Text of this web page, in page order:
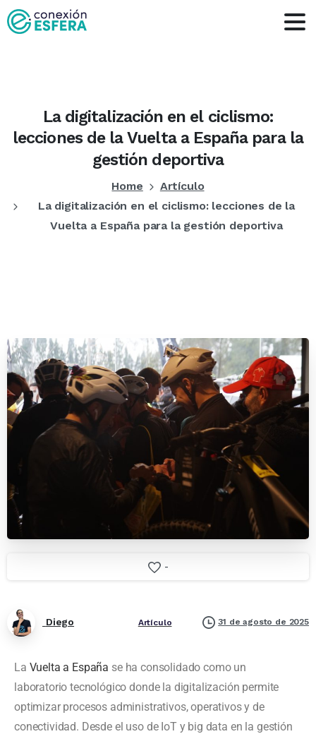
La digitalización en el ciclismo:
lecciones de la Vuelta a España para la
gestión deportiva
Home
Artículo
La digitalización en el ciclismo: lecciones de la
Vuelta a España para la gestión deportiva
-
Diego Artículo 31 de agosto de 2025
La Vuelta a España se ha consolidado como un
laboratorio tecnológico donde la digitalización permite
optimizar procesos administrativos, operativos y de
conectividad. Desde el uso de IoT y big data en la gestión